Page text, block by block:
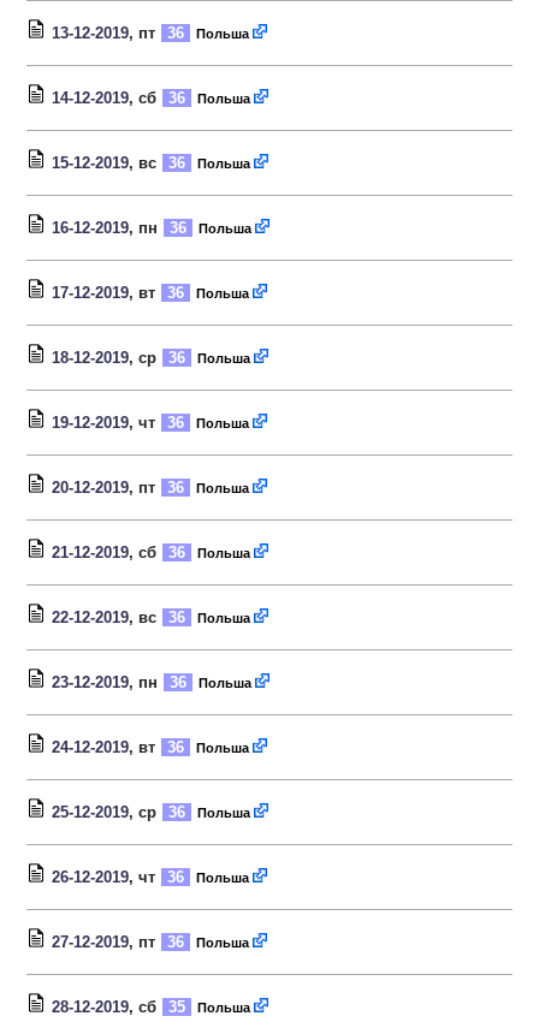
13-12-2019, пт 36 Польша
14-12-2019, сб 36 Польша
15-12-2019, вс 36 Польша
16-12-2019, пн 36 Польша
17-12-2019, вт 36 Польша
18-12-2019, ср 36 Польша
19-12-2019, чт 36 Польша
20-12-2019, пт 36 Польша
21-12-2019, сб 36 Польша
22-12-2019, вс 36 Польша
23-12-2019, пн 36 Польша
24-12-2019, вт 36 Польша
25-12-2019, ср 36 Польша
26-12-2019, чт 36 Польша
27-12-2019, пт 36 Польша
28-12-2019, сб 35 Польша